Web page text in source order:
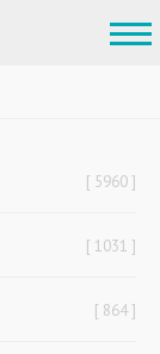
5960
1031
864